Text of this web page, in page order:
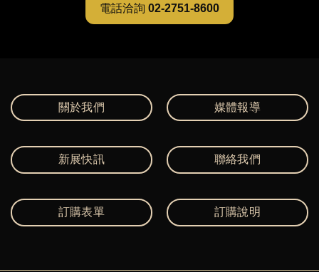
電話洽詢 02-2751-8600
關於我們 媒體報導
新展快訊 聯絡我們
訂購表單 訂購說明